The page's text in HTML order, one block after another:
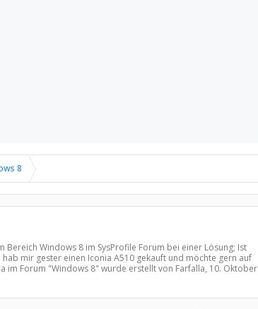
8
Bereich Windows 8im SysProfile Forum bei einer Lösung; Ist
mir gester einen Iconia A510 gekauft und möchte gern auf
im Forum "Windows 8" wurde erstellt von Farfalla, 10. Oktober